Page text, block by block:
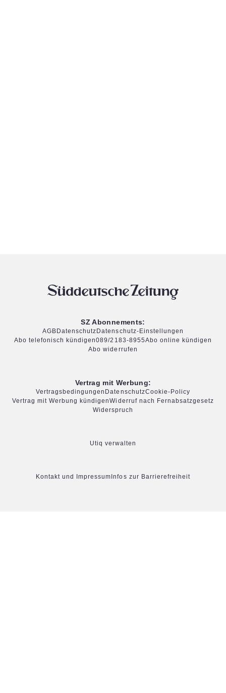
SZ Abonnements:
AGB Datenschutz Datenschutz-Einstellungen
Abo telefonisch kündigen089/2183-8955Abo online kündigen
Abo widerrufen
Vertrag mit Werbung:
Vertragsbedingungen DatenschutzCookie-Policy
Vertrag mit Werbung kündigenWiderruf nach Fernabsatzgesetz
Widerspruch
Utiq verwalten
Kontakt und Impressum Infos zur Barrierefreiheit